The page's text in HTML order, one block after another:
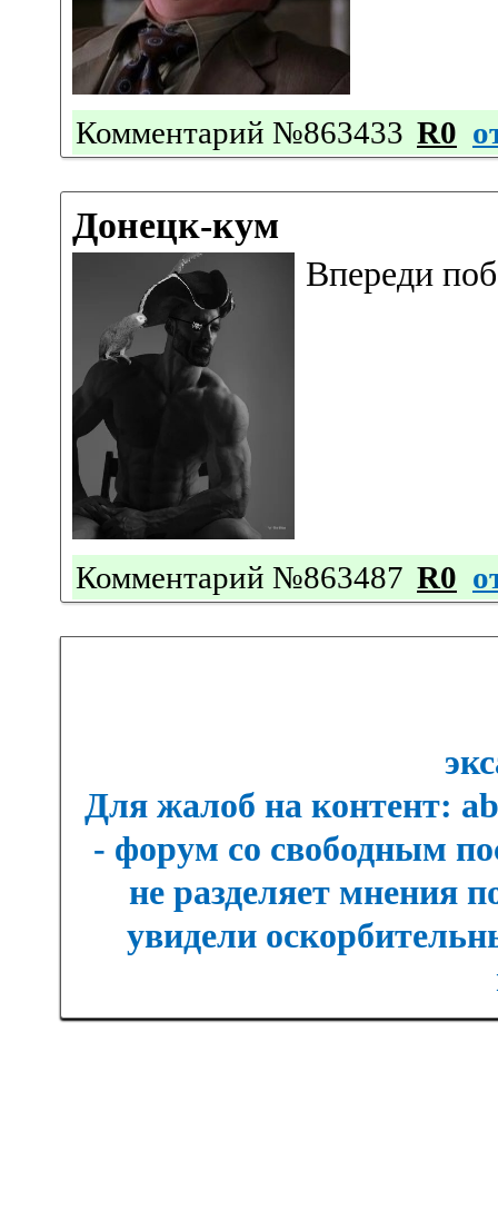
Комментарий №863433 R0
Донецк-кум
Впереди
Комментарий №863487 R0
Для жалоб на контент:
- форум со свободным
не разделяет мнения
увидели